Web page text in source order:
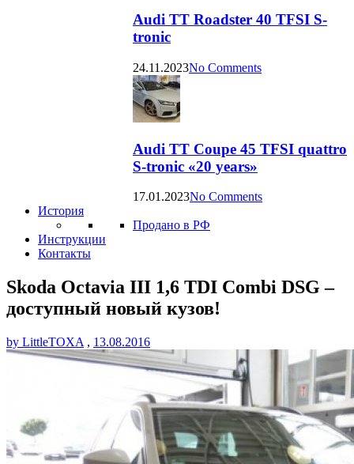
Audi TT Roadster 40 TFSI S-
tronic
24.11.2023No Comments
Audi TT Coupe 45 TFSI quattro
S-tronic «20 years»
17.01.2023No Comments
История
Продано в РФ
Инструкции
Контакты
Skoda Octavia III 1,6 TDI Combi DSG –
доступный новый кузов!
by LittleTOXA , 13.08.2016